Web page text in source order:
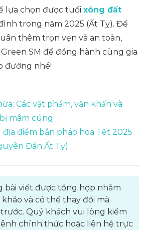
lựa chọn được tuổi xông đất
trong năm 2025 (Ất Tỵ). Để
thêm trọn vẹn và an toàn,
SM để đồng hành cùng gia
đường nhé!
Các vật phẩm, văn khấn và
mâm cúng
địa điểm bắn pháo hoa Tết 2025
Đán Ất Tỵ)
bài viết được tổng hợp nhằm
và có thể thay đổi mà
Quý khách vui lòng kiểm
chính thức hoặc liên hệ trực